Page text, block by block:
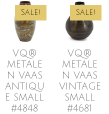
Sale!
VQ®
METALE
N VAAS
ANTIQU
E SMALL
#4848
Sale!
VQ®
METALE
N VAAS
VINTAGE
SMALL
#4681